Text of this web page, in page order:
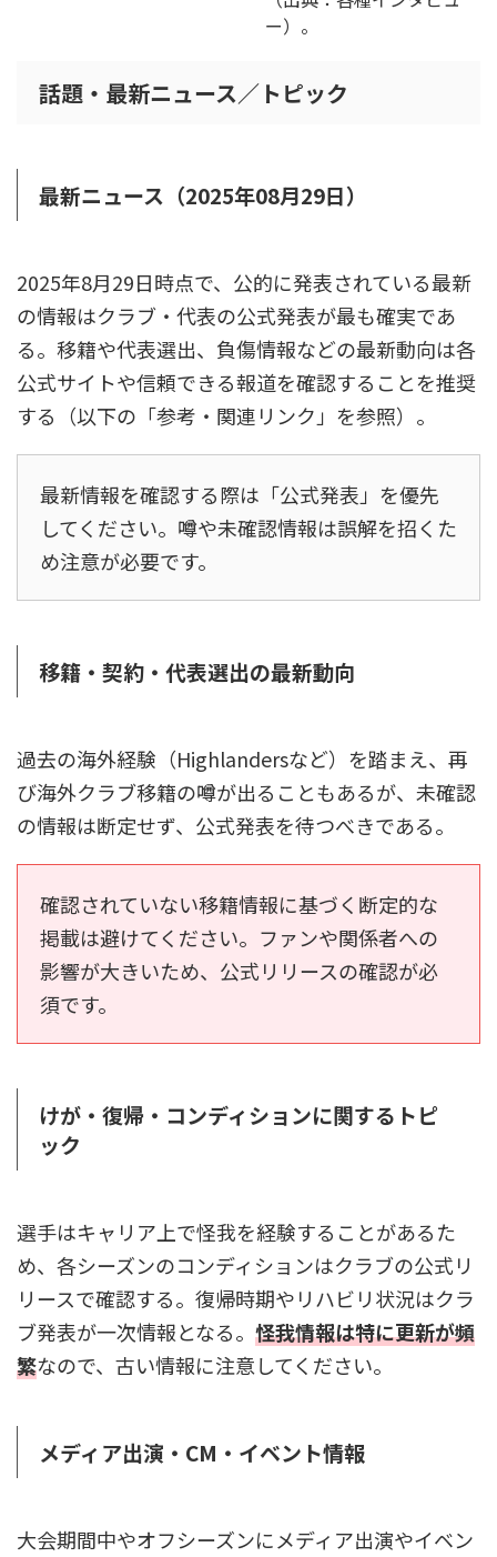
ー）。
話題・最新ニュース／トピック
最新ニュース（2025年08月29日）
2025年8月29日時点で、公的に発表されている最新
の情報はクラブ・代表の公式発表が最も確実であ
る。移籍や代表選出、負傷情報などの最新動向は各
公式サイトや信頼できる報道を確認することを推奨
する（以下の「参考・関連リンク」を参照）。
最新情報を確認する際は「公式発表」を優先
してください。噂や未確認情報は誤解を招くた
め注意が必要です。
移籍・契約・代表選出の最新動向
過去の海外経験（Highlandersなど）を踏まえ、再
び海外クラブ移籍の噂が出ることもあるが、未確認
の情報は断定せず、公式発表を待つべきである。
確認されていない移籍情報に基づく断定的な
掲載は避けてください。ファンや関係者への
影響が大きいため、公式リリースの確認が必
須です。
けが・復帰・コンディションに関するトピ
ック
選手はキャリア上で怪我を経験することがあるた
め、各シーズンのコンディションはクラブの公式リ
リースで確認する。復帰時期やリハビリ状況はクラ
ブ発表が一次情報となる。 怪我情報は特に更新が頻
繁なので、古い情報に注意してください。
メディア出演・CM・イベント情報
大会期間中やオフシーズンにメディア出演やイベン